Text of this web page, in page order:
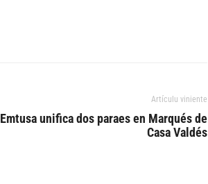
Artículu viniente
Emtusa unifica dos paraes en Marqués de
Casa Valdés